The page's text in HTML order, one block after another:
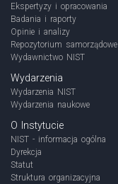
Ekspertyzy i opracowania
Badania i raporty
Opinie i analizy
Repozytorium samorządowe
Wydawnictwo NIST
Wydarzenia
Wydarzenia NIST
Wydarzenia naukowe
O Instytucie
NIST - informacja ogólna
Dyrekcja
Statut
Struktura organizacyjna